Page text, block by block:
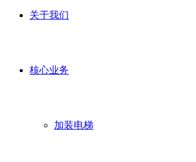
关于我们
核心业务
加装电梯